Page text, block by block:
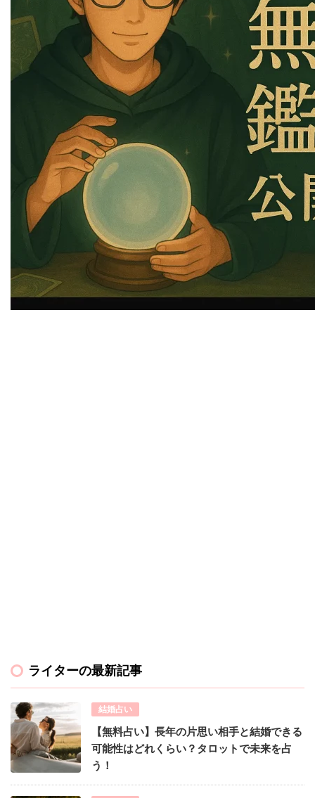
ライターの最新記事
結婚占い
【無料占い】長年の片思い相手と結婚できる
可能性はどれくらい？タロットで未来を占
う！